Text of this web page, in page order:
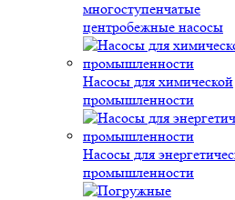
многоступенчатые
центробежные насосы
Насосы для химической
промышленности
Насосы для
промышленности